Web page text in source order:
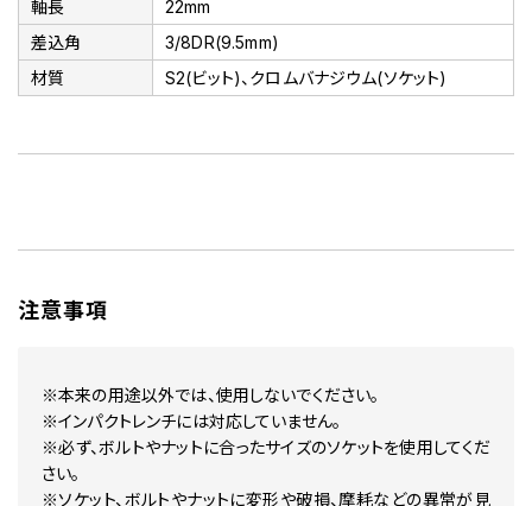
軸長
22mm
差込角
3/8DR(9.5mm)
材質
S2(ビット)、クロムバナジウム(ソケット)
注意事項
※本来の用途以外では、使用しないでください。
※インパクトレンチには対応していません。
※必ず、ボルトやナットに合ったサイズのソケットを使用してくだ
さい。
※ソケット、ボルトやナットに変形や破損、摩耗などの異常が見